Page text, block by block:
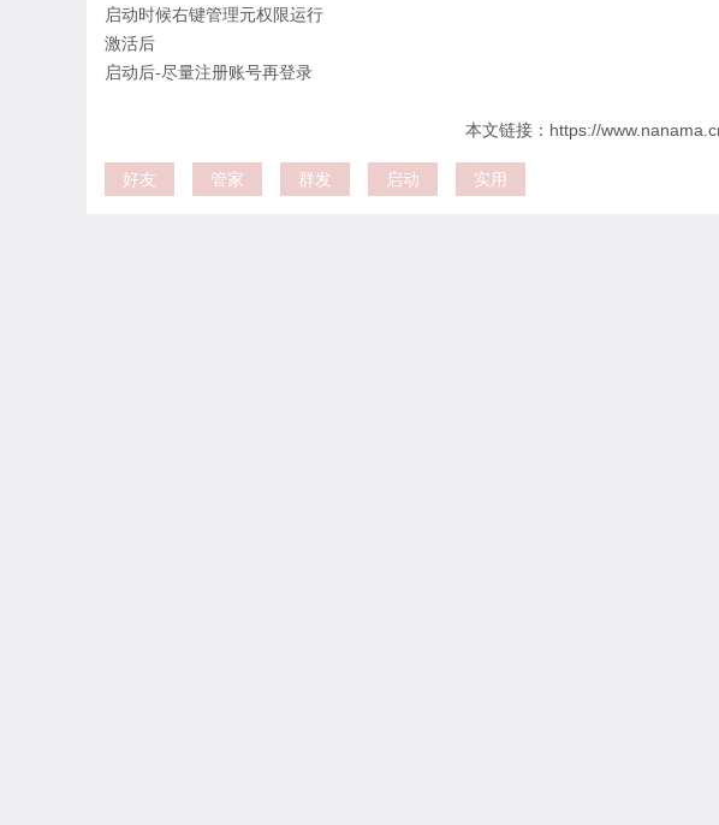
启动时候右键管理元权限运行
激活后
启动后-尽量注册账号再登录
本文链接：https://
好友 管家 群发 启动 实用